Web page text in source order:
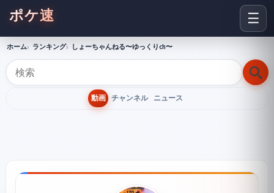
☰
ポケ速
ホーム ランキング しょーちゃんねる〜ゆっくりch〜
動画 チャンネル ニュース